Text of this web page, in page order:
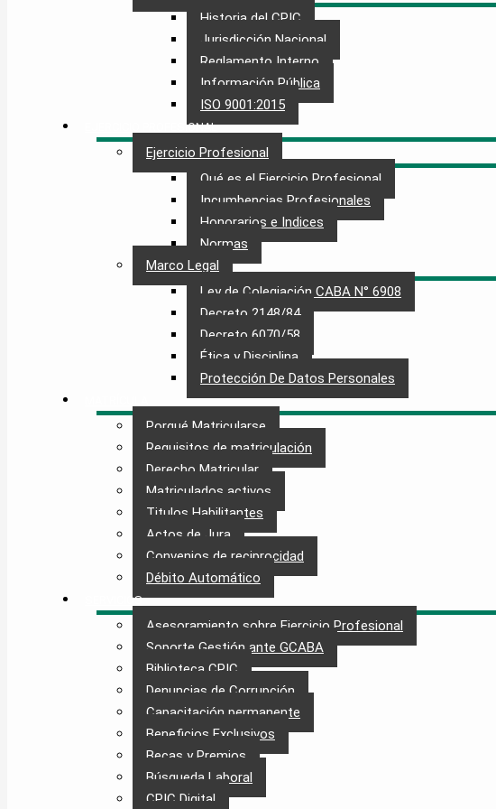
Historia del CPIC
Jurisdicción Nacional
Reglamento Interno
Información Pública
ISO 9001:2015
EJERCICIO PROFESIONAL
Ejercicio Profesional
Qué es el Ejercicio Profesional
Incumbencias Profesionales
Honorarios e Indices
Normas
Marco Legal
Ley de Colegiación CABA N° 6908
Decreto 2148/84
Decreto 6070/58
Ética y Disciplina
Protección De Datos Personales​
Porqué Matricularse
Requisitos de matriculación
Derecho Matricular
Matriculados activos
Titulos Habilitantes
Actos de Jura
Convenios de reciprocidad
Débito Automático
SERVICIOS
Asesoramiento sobre Ejercicio Profesional
Soporte Gestión ante GCABA
Biblioteca CPIC
Denuncias de Corrupción
Capacitación permanente
Beneficios Exclusivos
Becas y Premios
Búsqueda Laboral​
CPIC Digital